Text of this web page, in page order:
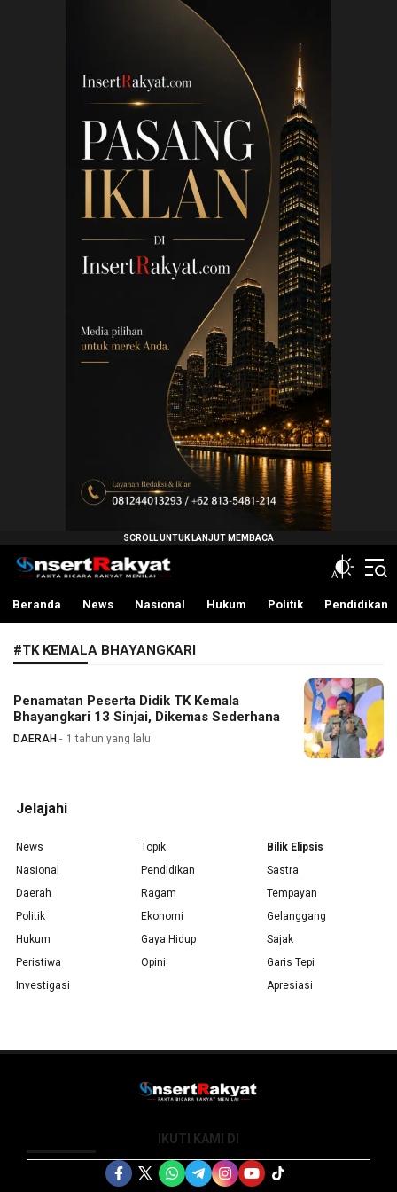
InsertRakyat.com
Fakta Bicara Rakyat Menilai
Beranda News Nasional Hukum Politik Pendidikan
#TK KEMALA BHAYANGKARI
Penamatan Peserta Didik TK Kemala
Bhayangkari 13 Sinjai, Dikemas Sederhana
DAERAH 1 tahun yang lalu
Jelajahi
News
Nasional
Daerah
Politik
Hukum
Peristiwa
Investigasi
Topik
Pendidikan
Ragam
Ekonomi
Gaya Hidup
Opini
Bilik Elipsis
Sastra
Tempayan
Gelanggang
Sajak
Garis Tepi
Apresiasi
IKUTI KAMI DI